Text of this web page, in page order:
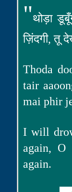
"थोड़ा
ज़िंदगी, तू
Thoda
tair
mai phir
I will
again,
again.